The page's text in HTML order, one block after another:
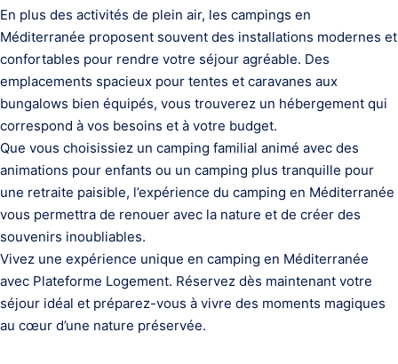
En plus des activités de plein air, les campings en
Méditerranée proposent souvent des installations modernes et
confortables pour rendre votre séjour agréable. Des
emplacements spacieux pour tentes et caravanes aux
bungalows bien équipés, vous trouverez un hébergement qui
correspond à vos besoins et à votre budget.
Que vous choisissiez un camping familial animé avec des
animations pour enfants ou un camping plus tranquille pour
une retraite paisible, l’expérience du camping en Méditerranée
vous permettra de renouer avec la nature et de créer des
souvenirs inoubliables.
Vivez une expérience unique en camping en Méditerranée
avec Plateforme Logement. Réservez dès maintenant votre
séjour idéal et préparez-vous à vivre des moments magiques
au cœur d’une nature préservée.